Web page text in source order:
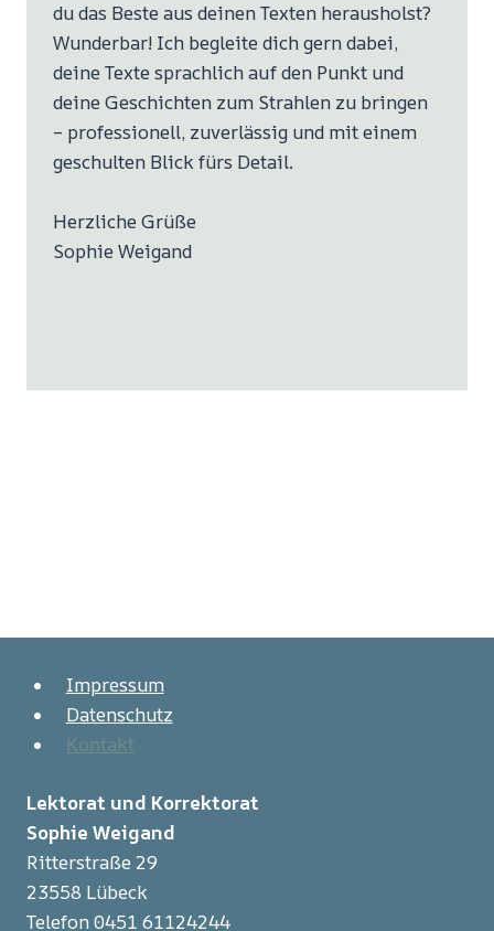
du das Beste aus deinen Texten herausholst?
Wunderbar! Ich begleite dich gern dabei,
deine Texte sprachlich auf den Punkt und
deine Geschichten zum Strahlen zu bringen
– professionell, zuverlässig und mit einem
geschulten Blick fürs Detail.
Herzliche Grüße
Sophie Weigand
Impressum
Datenschutz
Kontakt
Lektorat und Korrektorat
Sophie Weigand
Ritterstraße 29
23558 Lübeck
Telefon 0451 61124244